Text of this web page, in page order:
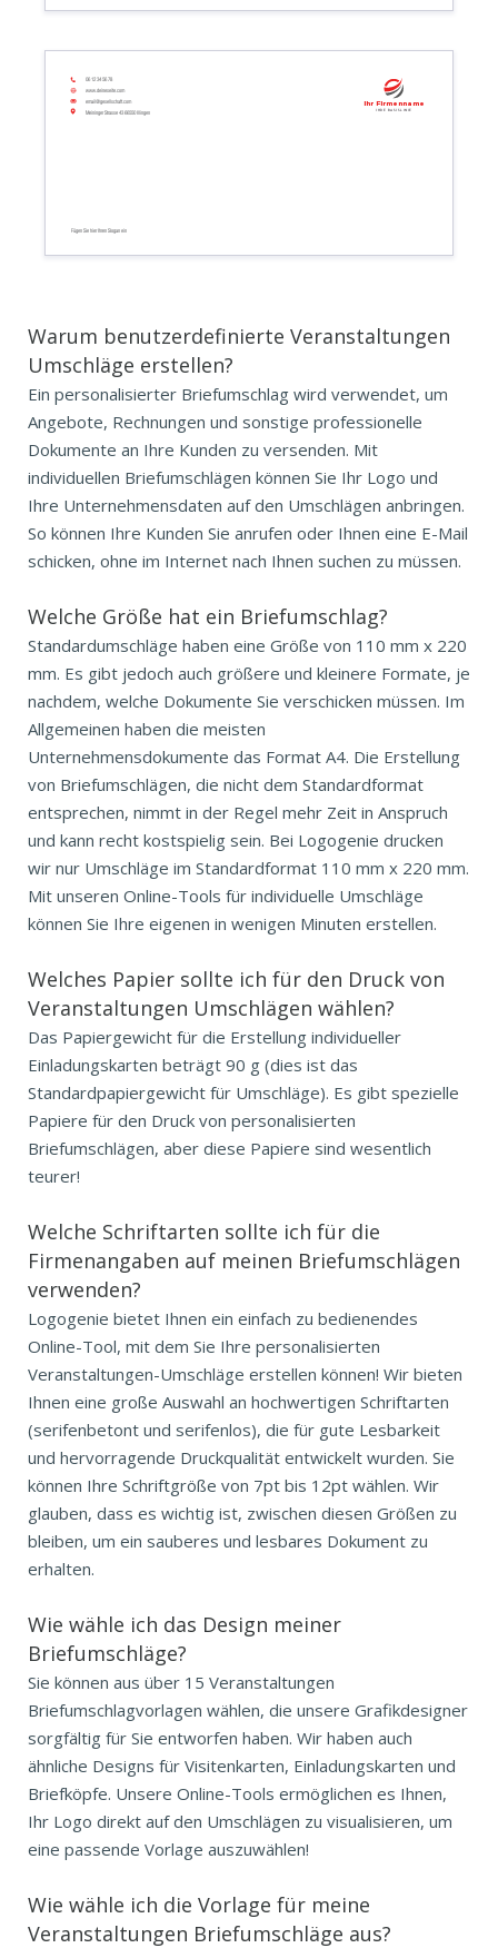
Fügen Sie hier Ihren Slogan ein
email@gesellschaft.com
Meininger Strasse 43 66550 Illingen
06 12 34 56 78
www.deineseite.com
Ihr Firmenname
Ihre Basislinie
Warum benutzerdefinierte Veranstaltungen
Umschläge erstellen?
Ein personalisierter Briefumschlag wird verwendet, um
Angebote, Rechnungen und sonstige professionelle
Dokumente an Ihre Kunden zu versenden. Mit
individuellen Briefumschlägen können Sie Ihr Logo und
Ihre Unternehmensdaten auf den Umschlägen anbringen.
So können Ihre Kunden Sie anrufen oder Ihnen eine E-Mail
schicken, ohne im Internet nach Ihnen suchen zu müssen.
Welche Größe hat ein Briefumschlag?
Standardumschläge haben eine Größe von 110 mm x 220
mm. Es gibt jedoch auch größere und kleinere Formate, je
nachdem, welche Dokumente Sie verschicken müssen. Im
Allgemeinen haben die meisten
Unternehmensdokumente das Format A4. Die Erstellung
von Briefumschlägen, die nicht dem Standardformat
entsprechen, nimmt in der Regel mehr Zeit in Anspruch
und kann recht kostspielig sein. Bei Logogenie drucken
wir nur Umschläge im Standardformat 110 mm x 220 mm.
Mit unseren Online-Tools für individuelle Umschläge
können Sie Ihre eigenen in wenigen Minuten erstellen.
Welches Papier sollte ich für den Druck von
Veranstaltungen Umschlägen wählen?
Das Papiergewicht für die Erstellung individueller
Einladungskarten beträgt 90 g (dies ist das
Standardpapiergewicht für Umschläge). Es gibt spezielle
Papiere für den Druck von personalisierten
Briefumschlägen, aber diese Papiere sind wesentlich
teurer!
Welche Schriftarten sollte ich für die
Firmenangaben auf meinen Briefumschlägen
verwenden?
Logogenie bietet Ihnen ein einfach zu bedienendes
Online-Tool, mit dem Sie Ihre personalisierten
Veranstaltungen-Umschläge erstellen können! Wir bieten
Ihnen eine große Auswahl an hochwertigen Schriftarten
(serifenbetont und serifenlos), die für gute Lesbarkeit
und hervorragende Druckqualität entwickelt wurden. Sie
können Ihre Schriftgröße von 7pt bis 12pt wählen. Wir
glauben, dass es wichtig ist, zwischen diesen Größen zu
bleiben, um ein sauberes und lesbares Dokument zu
erhalten.
Wie wähle ich das Design meiner
Briefumschläge?
Sie können aus über 15 Veranstaltungen
Briefumschlagvorlagen wählen, die unsere Grafikdesigner
sorgfältig für Sie entworfen haben. Wir haben auch
ähnliche Designs für Visitenkarten, Einladungskarten und
Briefköpfe. Unsere Online-Tools ermöglichen es Ihnen,
Ihr Logo direkt auf den Umschlägen zu visualisieren, um
eine passende Vorlage auszuwählen!
Wie wähle ich die Vorlage für meine
Veranstaltungen Briefumschläge aus?